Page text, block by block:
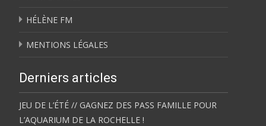
HÉLÈNE FM
MENTIONS LÉGALES
Derniers articles
JEU DE L’ÉTÉ // GAGNEZ DES PASS FAMILLE POUR
L’AQUARIUM DE LA ROCHELLE !